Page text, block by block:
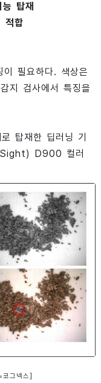
탑재
적합
필요하다. 색상은
지 검사에서 특징을
탑재한 딥러닝 기
Sight) D900 컬러
그넥스]